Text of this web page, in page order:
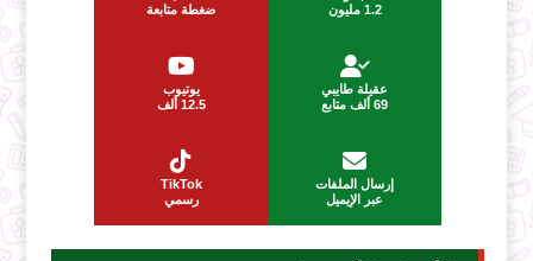
1.2 مليون
ضغطة متابعة
عقيلة طايبي
69 ألف متابع
يوتيوب
12.5 ألف
إرسال الملفات
عبر الإيميل
TikTok
رسمي